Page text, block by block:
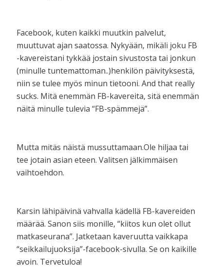
Facebook, kuten kaikki muutkin palvelut,
muuttuvat ajan saatossa. Nykyään, mikäli joku FB
-kavereistani tykkää jostain sivustosta tai jonkun
(minulle tuntemattoman..)henkilön päivityksestä,
niin se tulee myös minun tietooni. And that really
sucks. Mitä enemmän FB-kavereita, sitä enemmän
näitä minulle tulevia “FB-spämmejä”.
Mutta mitäs näistä mussuttamaan.Ole hiljaa tai
tee jotain asian eteen. Valitsen jälkimmäisen
vaihtoehdon.
Karsin lähipäivinä vahvalla kädellä FB-kavereiden
määrää. Sanon siis monille, “kiitos kun olet ollut
matkaseurana”. Jatketaan kaveruutta vaikkapa
“seikkailujuoksija”-facebook-sivulla. Se on kaikille
avoin. Tervetuloa!